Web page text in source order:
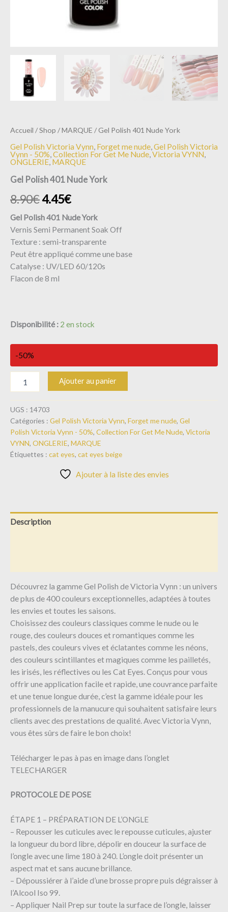
Accueil /Shop /MARQUE / Gel Polish 401 Nude York
Gel Polish Victoria Vynn, Forget me nude,Gel Polish Victoria
Vynn - 50%,Collection For Get Me Nude,Victoria VYNN,
ONGLERIE, MARQUE
Gel Polish 401 Nude York
8.90€4.45€
Gel Polish 401 Nude York
Vernis Semi Permanent Soak Off
Texture : semi-transparente
Peut être appliqué comme une base
Catalyse : UV/LED 60/120s
Flacon de 8 ml
Disponibilité : 2 en stock
-50%
Ajouter au panier
UGS : 14703
Catégories : Gel Polish Victoria Vynn, Forget me nude, Gel
Polish Victoria Vynn - 50%, Collection For Get Me Nude, Victoria
VYNN, ONGLERIE, MARQUE
Étiquettes : cat eyes, cat eyes beige
Ajouter à la liste des envies
Description
Découvrez la gamme Gel Polish de Victoria Vynn : un univers
de plus de 400 couleurs exceptionnelles, adaptées à toutes
les envies et toutes les saisons.
Choisissez des couleurs classiques comme le nude ou le
rouge, des couleurs douces et romantiques comme les
pastels, des couleurs vives et éclatantes comme les néons,
des couleurs scintillantes et magiques comme les pailletés,
les irisés, les réflectives ou les Cat Eyes. Conçus pour vous
offrir une application facile et rapide, une couvrance parfaite
et une tenue longue durée, c’est la gamme idéale pour les
professionnels de la manucure qui souhaitent satisfaire leurs
clients avec des prestations de qualité. Avec Victoria Vynn,
vous êtes sûrs de faire le bon choix!
Télécharger le pas à pas en image dans l’onglet
TELECHARGER
PROTOCOLE DE POSE
ÉTAPE 1 – PRÉPARATION DE L’ONGLE
– Repousser les cuticules avec le repousse cuticules, ajuster
la longueur du bord libre, dépolir en douceur la surface de
l’ongle avec une lime 180 à 240. L’ongle doit présenter un
aspect mat et sans aucune brillance.
– Dépoussiérer à l’aide d’une brosse propre puis dégraisser à
l’Alcool Iso 99.
– Appliquer Nail Prep sur toute la surface de l’ongle, laisser